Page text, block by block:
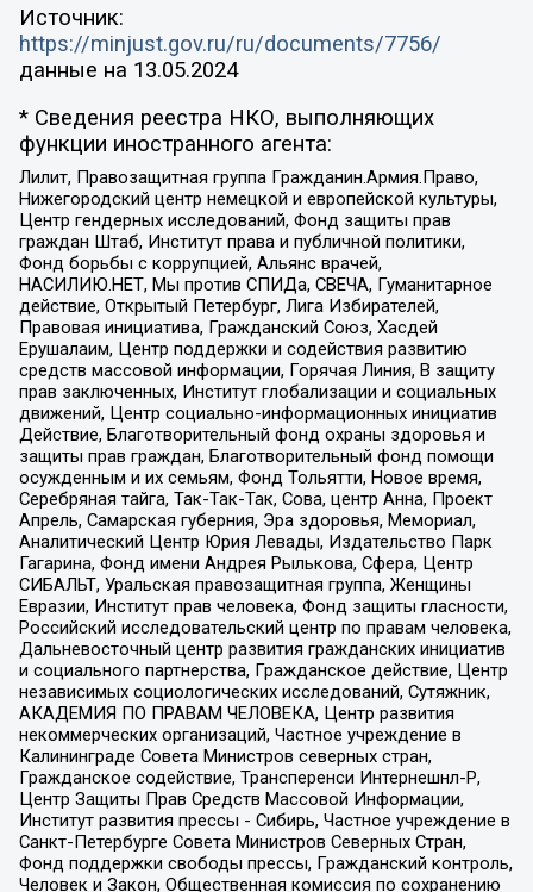
Источник:
https://minjust.gov.ru/ru/documents/7756/
данные на 13.05.2024
* Сведения реестра НКО, выполняющих
функции иностранного агента:
Лилит, Правозащитная группа Гражданин.Армия.Право,
Нижегородский центр немецкой и европейской культуры,
Центр гендерных исследований, Фонд защиты прав
граждан Штаб, Институт права и публичной политики,
Фонд борьбы с коррупцией, Альянс врачей,
НАСИЛИЮ.НЕТ, Мы против СПИДа, СВЕЧА, Гуманитарное
действие, Открытый Петербург, Лига Избирателей,
Правовая инициатива, Гражданский Союз, Хасдей
Ерушалаим, Центр поддержки и содействия развитию
средств массовой информации, Горячая Линия, В защиту
прав заключенных, Институт глобализации и социальных
движений, Центр социально-информационных инициатив
Действие, Благотворительный фонд охраны здоровья и
защиты прав граждан, Благотворительный фонд помощи
осужденным и их семьям, Фонд Тольятти, Новое время,
Серебряная тайга, Так-Так-Так, Сова, центр Анна, Проект
Апрель, Самарская губерния, Эра здоровья, Мемориал,
Аналитический Центр Юрия Левады, Издательство Парк
Гагарина, Фонд имени Андрея Рылькова, Сфера, Центр
СИБАЛЬТ, Уральская правозащитная группа, Женщины
Евразии, Институт прав человека, Фонд защиты гласности,
Российский исследовательский центр по правам человека,
Дальневосточный центр развития гражданских инициатив
и социального партнерства, Гражданское действие, Центр
независимых социологических исследований, Сутяжник,
АКАДЕМИЯ ПО ПРАВАМ ЧЕЛОВЕКА, Центр развития
некоммерческих организаций, Частное учреждение в
Калининграде Совета Министров северных стран,
Гражданское содействие, Трансперенси Интернешнл-Р,
Центр Защиты Прав Средств Массовой Информации,
Институт развития прессы - Сибирь, Частное учреждение в
Санкт-Петербурге Совета Министров Северных Стран,
Фонд поддержки свободы прессы, Гражданский контроль,
Человек и Закон, Общественная комиссия по сохранению